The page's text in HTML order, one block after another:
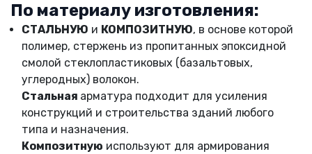
По материалу изготовления:
СТАЛЬНУЮ и КОМПОЗИТНУЮ, в основе которой
полимер, стержень из пропитанных эпоксидной
смолой стеклопластиковых (базальтовых,
углеродных) волокон.
Стальная арматура подходит для усиления
конструкций и строительства зданий любого
типа и назначения.
Композитную используют для армирования